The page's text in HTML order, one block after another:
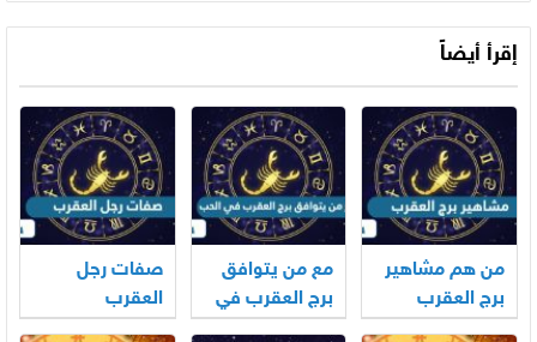
إقرأ أيضاً
من هم مشاهير
برج العقرب
مع من يتوافق
برج العقرب في
الحب
صفات رجل
العقرب